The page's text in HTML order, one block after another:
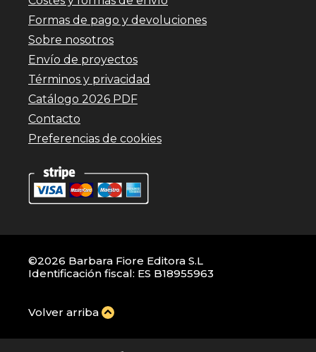
Formas de pago y devoluciones
Sobre nosotros
Envío de proyectos
Términos y privacidad
Catálogo 2026 PDF
Contacto
Preferencias de cookies
©2026 Barbara Fiore Editora S.L
Identificación fiscal: ES B18955963
Volver arriba